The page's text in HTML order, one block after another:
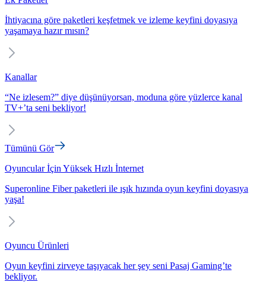
İhtiyacına göre paketleri keşfetmek ve izleme keyfini doyasıya
yaşamaya hazır mısın?
Kanallar
“Ne izlesem?” diye düşünüyorsan, moduna göre yüzlerce kanal
TV+’ta seni bekliyor!
Tümünü Gör
Oyuncular İçin Yüksek Hızlı İnternet
Superonline Fiber paketleri ile ışık hızında oyun keyfini doyasıya
yaşa!
Oyuncu Ürünleri
Oyun keyfini zirveye taşıyacak her şey seni Pasaj Gaming’te
bekliyor.